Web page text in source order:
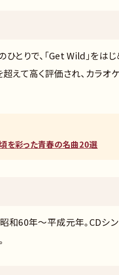
とりで、「Get Wild」をは
えて高く評価され、カラオ
を彩った青春の名曲20選
和60年〜平成元年。CDシ